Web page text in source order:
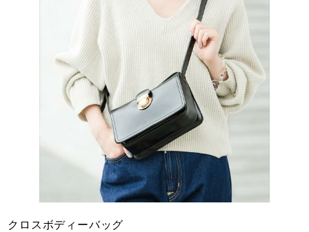
クロスボディーバッグ